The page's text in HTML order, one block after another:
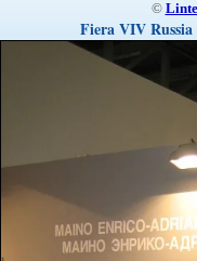
©
Fiera VIV